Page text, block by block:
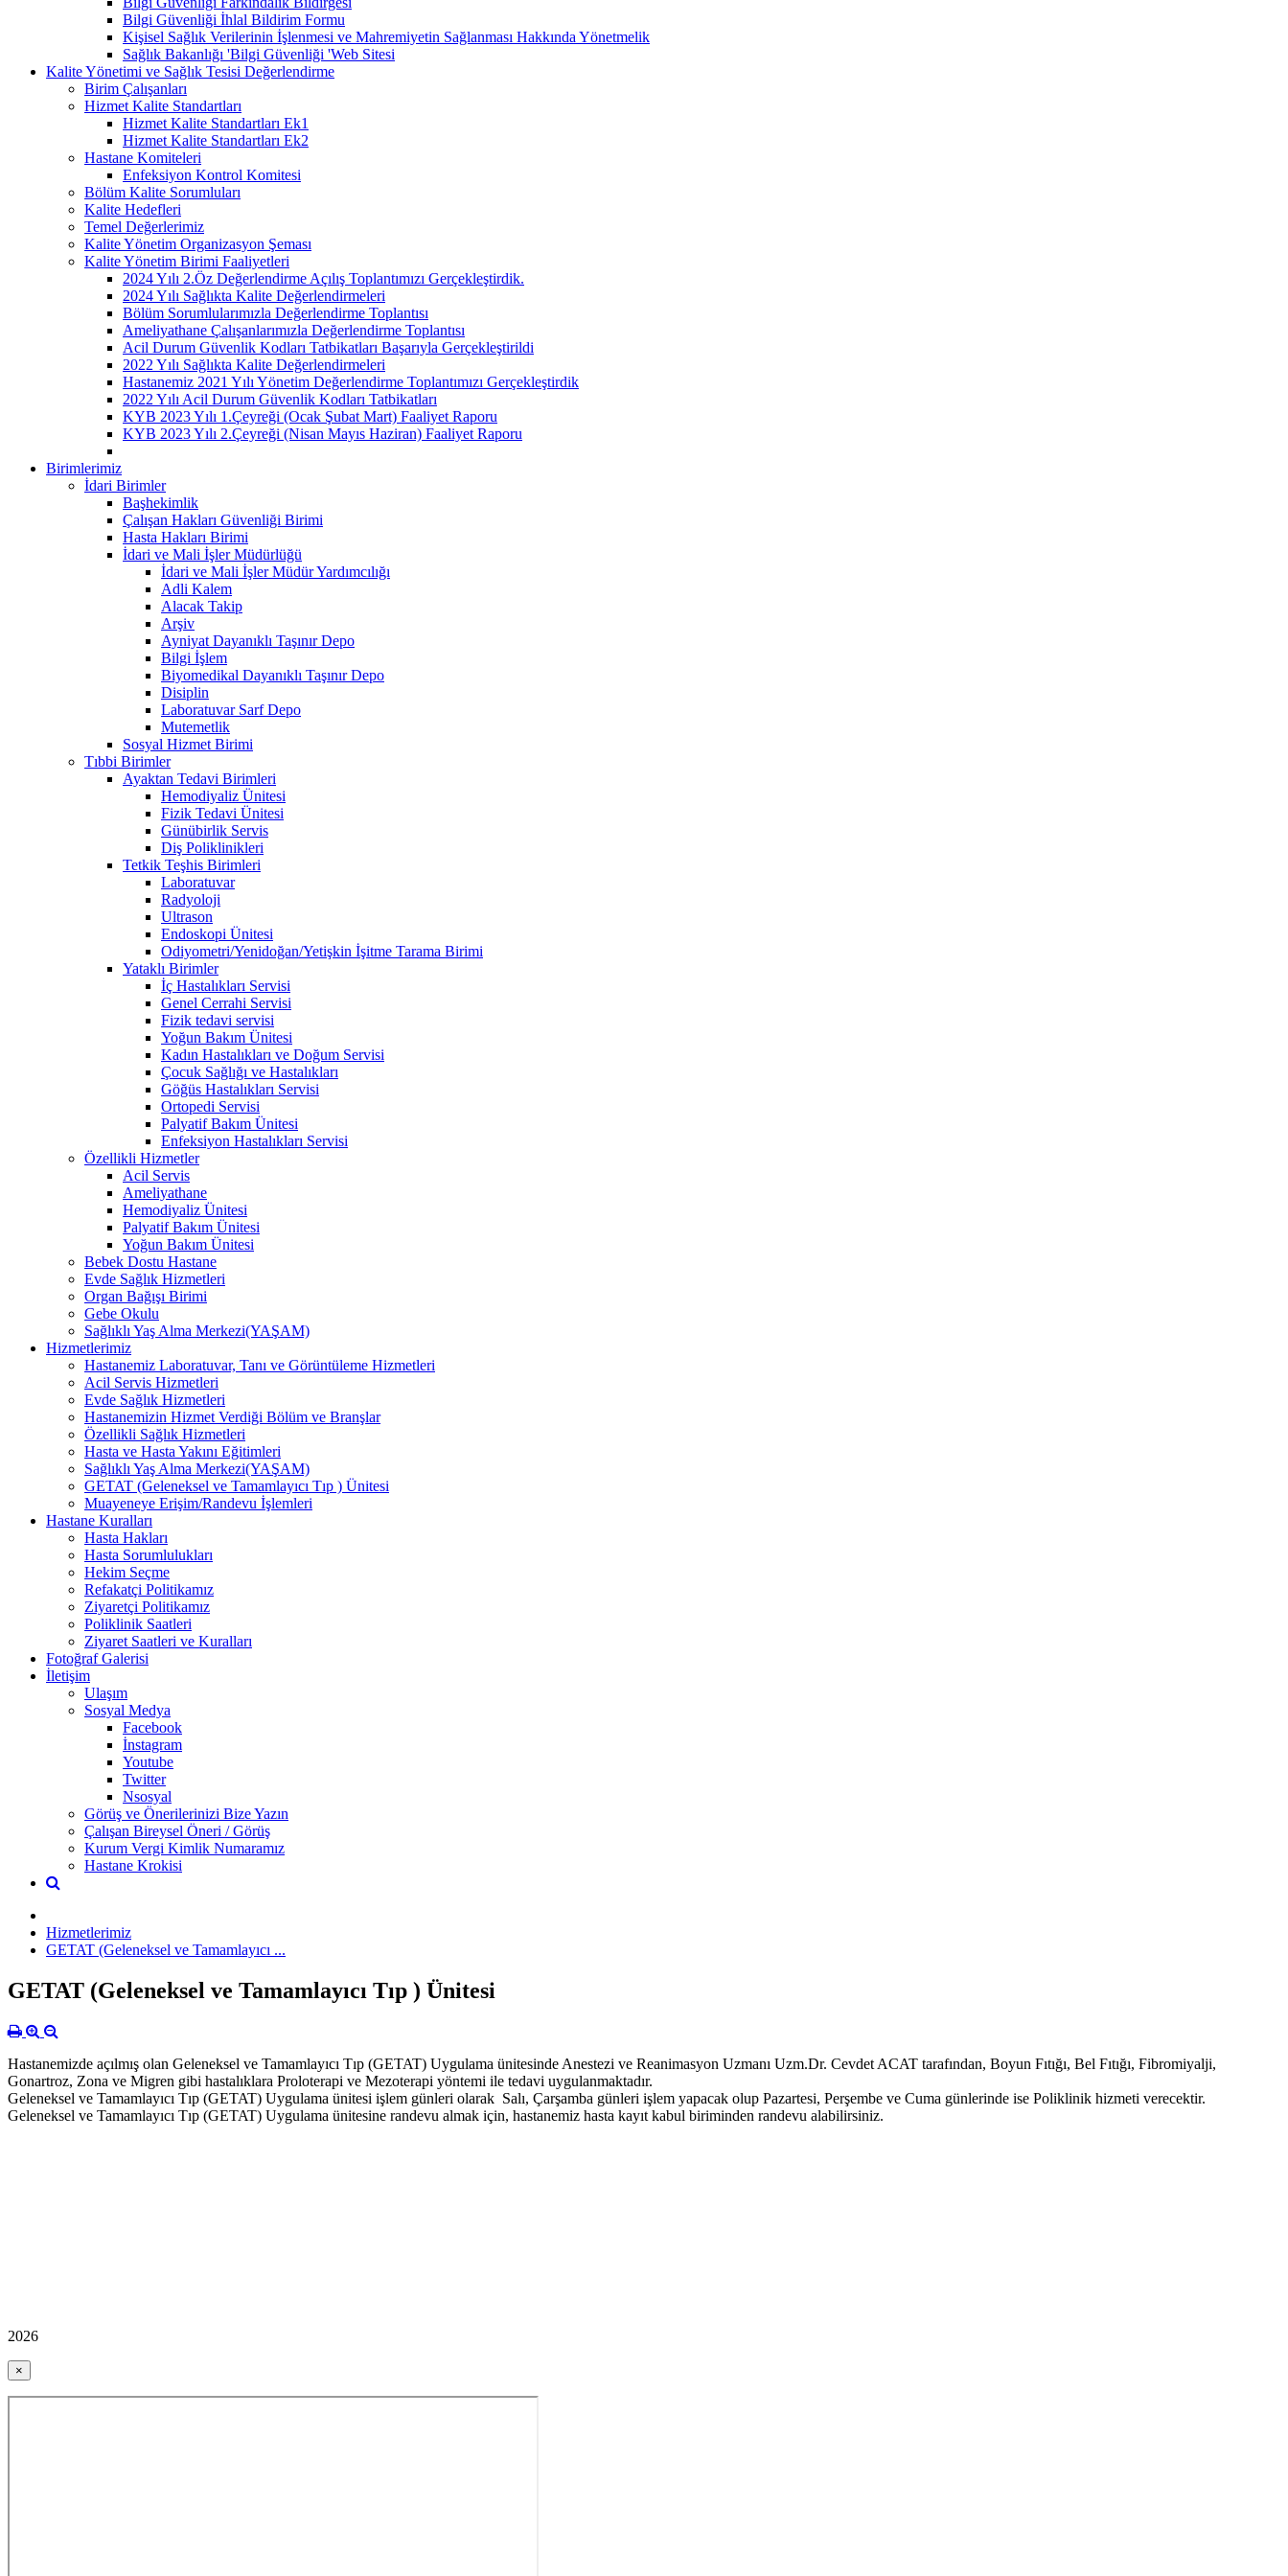
Bilgi Güvenliği İhlal Bildirim Formu
Kişisel Sağlık Verilerinin İşlenmesi ve Mahremiyetin Sağlanması Hakkında Yönetmelik
Sağlık Bakanlığı 'Bilgi Güvenliği 'Web Sitesi
Kalite Yönetimi ve Sağlık Tesisi Değerlendirme
Birim Çalışanları
Hizmet Kalite Standartları
Hizmet Kalite Standartları Ek1
Hizmet Kalite Standartları Ek2
Hastane Komiteleri
Enfeksiyon Kontrol Komitesi
Bölüm Kalite Sorumluları
Kalite Hedefleri
Temel Değerlerimiz
Kalite Yönetim Organizasyon Şeması
Kalite Yönetim Birimi Faaliyetleri
2024 Yılı 2.Öz Değerlendirme Açılış Toplantımızı Gerçekleştirdik.
2024 Yılı Sağlıkta Kalite Değerlendirmeleri
Bölüm Sorumlularımızla Değerlendirme Toplantısı
Ameliyathane Çalışanlarımızla Değerlendirme Toplantısı
Acil Durum Güvenlik Kodları Tatbikatları Başarıyla Gerçekleştirildi
2022 Yılı Sağlıkta Kalite Değerlendirmeleri
Hastanemiz 2021 Yılı Yönetim Değerlendirme Toplantımızı Gerçekleştirdik
2022 Yılı Acil Durum Güvenlik Kodları Tatbikatları
KYB 2023 Yılı 1.Çeyreği (Ocak Şubat Mart) Faaliyet Raporu
KYB 2023 Yılı 2.Çeyreği (Nisan Mayıs Haziran) Faaliyet Raporu
Birimlerimiz
İdari Birimler
Başhekimlik
Çalışan Hakları Güvenliği Birimi
Hasta Hakları Birimi
İdari ve Mali İşler Müdürlüğü
İdari ve Mali İşler Müdür Yardımcılığı
Adli Kalem
Alacak Takip
Arşiv
Ayniyat Dayanıklı Taşınır Depo
Bilgi İşlem
Biyomedikal Dayanıklı Taşınır Depo
Disiplin
Laboratuvar Sarf Depo
Mutemetlik
Sosyal Hizmet Birimi
Tıbbi Birimler
Ayaktan Tedavi Birimleri
Hemodiyaliz Ünitesi
Fizik Tedavi Ünitesi
Günübirlik Servis
Diş Poliklinikleri
Tetkik Teşhis Birimleri
Laboratuvar
Radyoloji
Ultrason
Endoskopi Ünitesi
Odiyometri/Yenidoğan/Yetişkin İşitme Tarama Birimi
Yataklı Birimler
İç Hastalıkları Servisi
Genel Cerrahi Servisi
Fizik tedavi servisi
Yoğun Bakım Ünitesi
Kadın Hastalıkları ve Doğum Servisi
Çocuk Sağlığı ve Hastalıkları
Göğüs Hastalıkları Servisi
Ortopedi Servisi
Palyatif Bakım Ünitesi
Enfeksiyon Hastalıkları Servisi
Özellikli Hizmetler
Acil Servis
Ameliyathane
Hemodiyaliz Ünitesi
Palyatif Bakım Ünitesi
Yoğun Bakım Ünitesi
Bebek Dostu Hastane
Evde Sağlık Hizmetleri
Organ Bağışı Birimi
Gebe Okulu
Sağlıklı Yaş Alma Merkezi(YAŞAM)
Hizmetlerimiz
Hastanemiz Laboratuvar, Tanı ve Görüntüleme Hizmetleri
Acil Servis Hizmetleri
Evde Sağlık Hizmetleri
Hastanemizin Hizmet Verdiği Bölüm ve Branşlar
Özellikli Sağlık Hizmetleri
Hasta ve Hasta Yakını Eğitimleri
Sağlıklı Yaş Alma Merkezi(YAŞAM)
GETAT (Geleneksel ve Tamamlayıcı Tıp ) Ünitesi
Muayeneye Erişim/Randevu İşlemleri
Hastane Kuralları
Hasta Hakları
Hasta Sorumlulukları
Hekim Seçme
Refakatçi Politikamız
Ziyaretçi Politikamız
Poliklinik Saatleri
Ziyaret Saatleri ve Kuralları
Fotoğraf Galerisi
İletişim
Ulaşım
Sosyal Medya
Facebook
İnstagram
Youtube
Twitter
Nsosyal
Görüş ve Önerilerinizi Bize Yazın
Çalışan Bireysel Öneri / Görüş
Kurum Vergi Kimlik Numaramız
Hastane Krokisi
Hizmetlerimiz
GETAT (Geleneksel ve Tamamlayıcı ...
GETAT (Geleneksel ve Tamamlayıcı Tıp ) Ünitesi
Hastanemizde açılmış olan Geleneksel ve Tamamlayıcı Tıp (GETAT) Uygulama ünitesinde Anestezi ve Reanimasyon Uzmanı Uzm.Dr. Cevdet ACAT tarafından, Boyun Fıtığı, Bel Fıtığı, Fibromiyalji,
Gonartroz, Zona ve Migren gibi hastalıklara Proloterapi ve Mezoterapi yöntemi ile tedavi uygulanmaktadır.
Geleneksel ve Tamamlayıcı Tıp (GETAT) Uygulama ünitesi işlem günleri olarak Salı, Çarşamba günleri işlem yapacak olup Pazartesi, Perşembe ve Cuma günlerinde ise Poliklinik hizmeti verecektir.
Geleneksel ve Tamamlayıcı Tıp (GETAT) Uygulama ünitesine randevu almak için, hastanemiz hasta kayıt kabul biriminden randevu alabilirsiniz.
2026
×